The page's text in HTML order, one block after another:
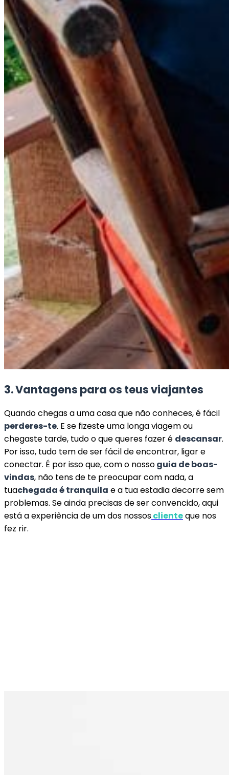
3. Vantagens para os teus viajantes
Quando chegas a uma casa que não conheces, é fácil
perderes-te. E se fizeste uma longa viagem ou
chegaste tarde, tudo o que queres fazer é descansar.
Por isso, tudo tem de ser fácil de encontrar, ligar e
conectar. É por isso que, com o nossoguia de boas-
vindas, não tens de te preocupar com nada, a
tuachegada é tranquila e a tua estadia decorre sem
problemas. Se ainda precisas de ser convencido, aqui
está a experiência de um dos nossosclienteque nos
fez rir.